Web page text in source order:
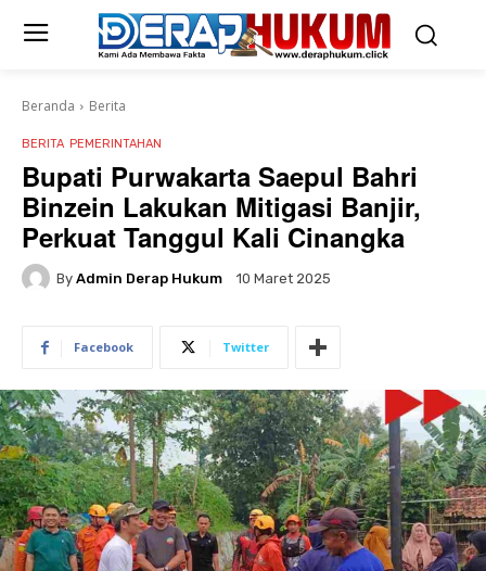
Beranda Berita
BERITA PEMERINTAHAN
Bupati Purwakarta Saepul Bahri
Binzein Lakukan Mitigasi Banjir,
Perkuat Tanggul Kali Cinangka
By Admin Derap Hukum 10 Maret 2025
Facebook Twitter